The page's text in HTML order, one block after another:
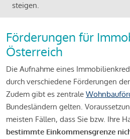
steigen.
Förderungen für
Österreich
Die Aufnahme eines
durch verschiedene Förderungen
Zudem gibt es zentrale
Bundesländern gelten.
meisten Fällen, dass Sie bzw. Ihre
bestimmte Einkommensgrenze